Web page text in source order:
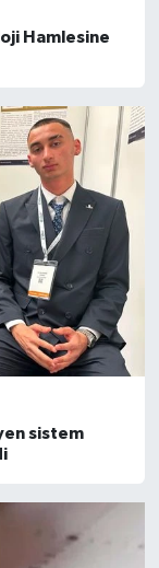
Hamlesine
sistem